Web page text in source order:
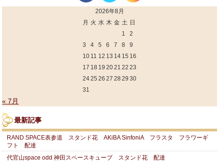
2026年8月
月 火 水 木 金 土 日
1
2
3
4 5 6 7 8
9
10 11 12 13 14 15 16
17 18 19 2021 22 23
2425 26 27 28 29 30
31
« 7月
最新記事
RAND SPACE表参道 スタンド花 AKiBA SinfoniA フラスタ フラワーギ
フト 配達
代官山space odd 神田スペースキューブ スタンド花 配達